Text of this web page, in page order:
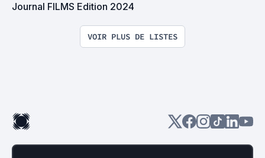
Journal FILMS Edition 2024
VOIR PLUS DE LISTES